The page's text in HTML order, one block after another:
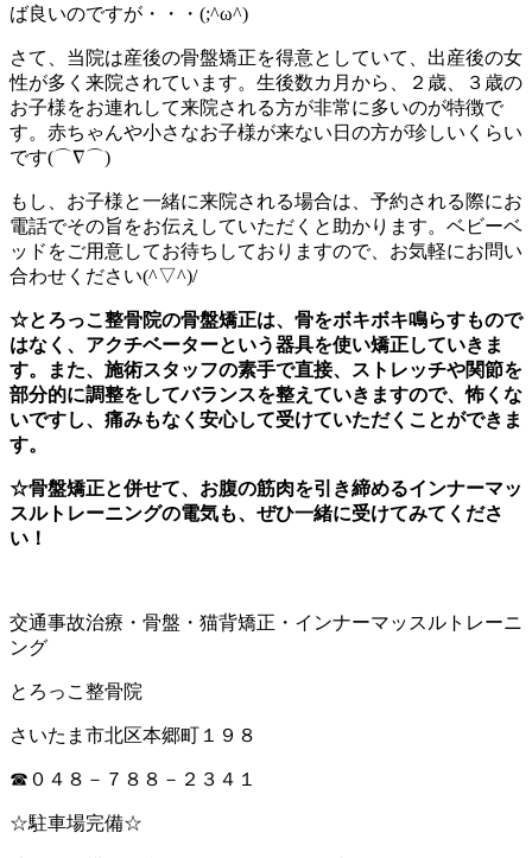
ば良いのですが・・・(;^ω^)
さて、当院は産後の骨盤矯正を得意としていて、出産後の女
性が多く来院されています。生後数カ月から、２歳、３歳の
お子様をお連れして来院される方が非常に多いのが特徴で
す。赤ちゃんや小さなお子様が来ない日の方が珍しいくらい
です(⌒∇⌒)
もし、お子様と一緒に来院される場合は、予約される際にお
電話でその旨をお伝えしていただくと助かります。ベビーベ
ッドをご用意してお待ちしておりますので、お気軽にお問い
合わせください(^▽^)/
☆とろっこ整骨院の骨盤矯正は、骨をボキボキ鳴らすもので
はなく、アクチベーターという器具を使い矯正していきま
す。また、施術スタッフの素手で直接、ストレッチや関節を
部分的に調整をしてバランスを整えていきますので、怖くな
いですし、痛みもなく安心して受けていただくことができま
す。
☆骨盤矯正と併せて、お腹の筋肉を引き締めるインナーマッ
スルトレーニングの電気も、ぜひ一緒に受けてみてくださ
い！
交通事故治療・骨盤・猫背矯正・インナーマッスルトレーニ
ング
とろっこ整骨院
さいたま市北区本郷町１９８
☎０４８－７８８－２３４１
☆駐車場完備☆